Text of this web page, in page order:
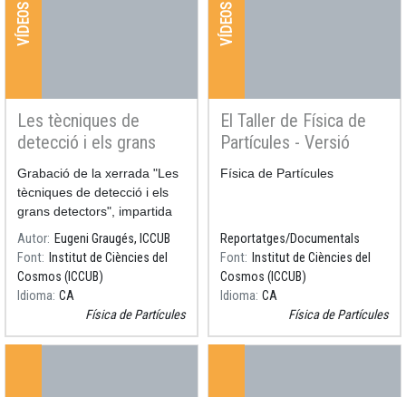
VÍDEOS
Les tècniques de
detecció i els grans
detectors (TFP 2017)
Resum
Grabació de la xerrada "Les
tècniques de detecció i els
grans detectors", impartida
durant el Taller de Fisica de
Partícules, edició 2017,
celebrat a la Facultat de
Física el dia 3 de març de
Autor Eugeni Graugés, ICCUB
Font
Institut de Ciències del
Cosmos (ICCUB)
Idioma CA
Física de Partícules
VÍDEOS
El Taller de Física de
Partícules - Versió
reduïda
Resum
Física de Partícules
Reportatges/Documentals
Font
Institut de Ciències del
Cosmos (ICCUB)
Idioma CA
Física de Partícules